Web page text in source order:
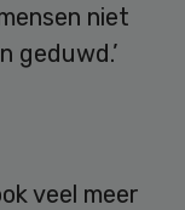
niet
geduwd.’
veel meer